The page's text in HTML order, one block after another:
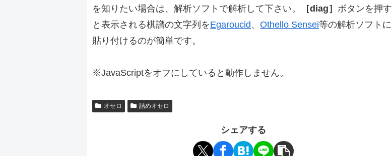
を知りたい場合は、解析ソフトで解析して下さい。
［diag］ ボタンを押す
と表示される棋譜の文字列をEgaroucid、 Othello Sensei等の解析ソフトに
貼り付けるのが簡単です。
※JavaScriptをオフにしていると動作しません。
オセロ 詰めオセロ
シェアする